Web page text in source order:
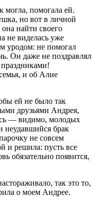
могла, помогала ей.
но вот в личной
найти своего
не виделась уже
уродом: не помогал
Он даже не поздравлял
и об Алие
ей не было так
друзьями Андрея,
— видимо, молодых
неудавшийся брак
не совсем
и решила: пусть все
обязательно появится,
так это то,
о моем Андрее.